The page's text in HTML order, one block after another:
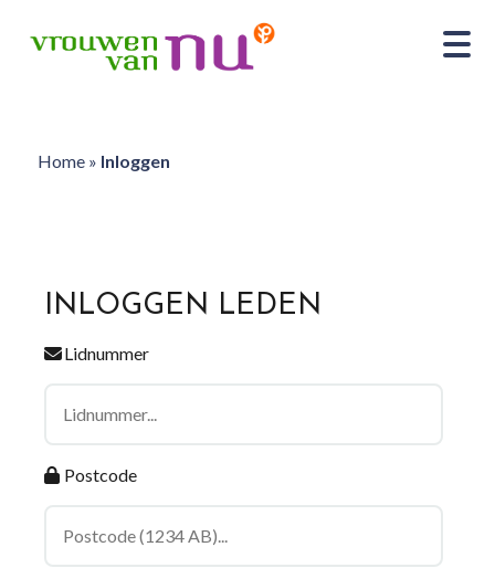
Home» Inloggen
INLOGGEN LEDEN
Lidnummer
Postcode